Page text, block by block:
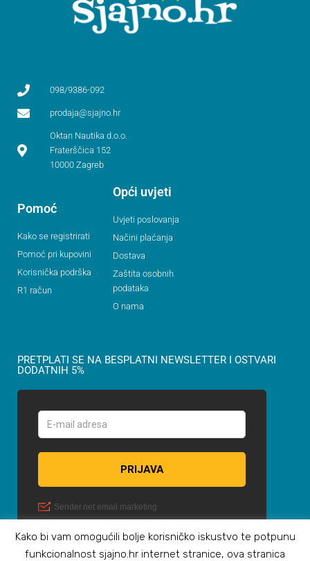
098/9386-092
prodaja@sjajno.hr
Oktan Nautika d.o.o.
Fraterščica 152
10000 Zagreb
Pomoć
Kako se registrirati
Pomoć pri kupovini
Korisnička podrška
R1 račun
Opći uvjeti
Uvjeti poslovanja
Načini plaćanja
Dostava
Zaštita osobnih
podataka
O nama
PRETPLATI SE NA BESPLATNI NEWSLETTER I OSTVARI
DODATNIH 5%
Kako bi vam omogućili bolje korisničko iskustvo te potpunu
funkcionalnost sjajno.hr internet stranice, ova stranica